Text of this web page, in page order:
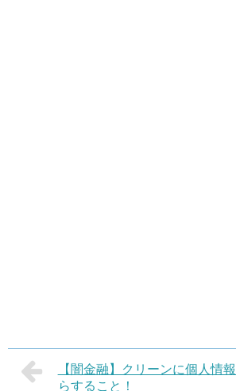
【闇金融】クリーンに個人情
らすること！